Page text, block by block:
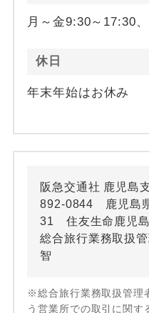
月～金9:30～17:30
休日
年末年始はお休み
阪急交通社 鹿児島
892-0844 鹿児島
31 住友生命鹿児
総合旅行業務取扱
智
※総合旅行業務取扱管理
う営業所での取引に関す